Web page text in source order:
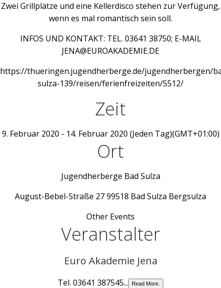
Zwei Grillplätze und eine Kellerdisco stehen zur Verfügung,
wenn es mal romantisch sein soll.
INFOS UND KONTAKT: TEL. 03641 38750; E-MAIL
JENA@EUROAKADEMIE.DE
https://thueringen.jugendherberge.de/jugendherbergen/
sulza-139/reisen/ferienfreizeiten/5512/
Zeit
9. Februar 2020 - 14. Februar 2020 (Jeden Tag)(GMT+01:00)
Ort
Jugendherberge Bad Sulza
August-Bebel-Straße 27 99518 Bad Sulza Bergsulza
Other Events
Veranstalter
Euro Akademie Jena
Tel. 03641 387545... Read More.